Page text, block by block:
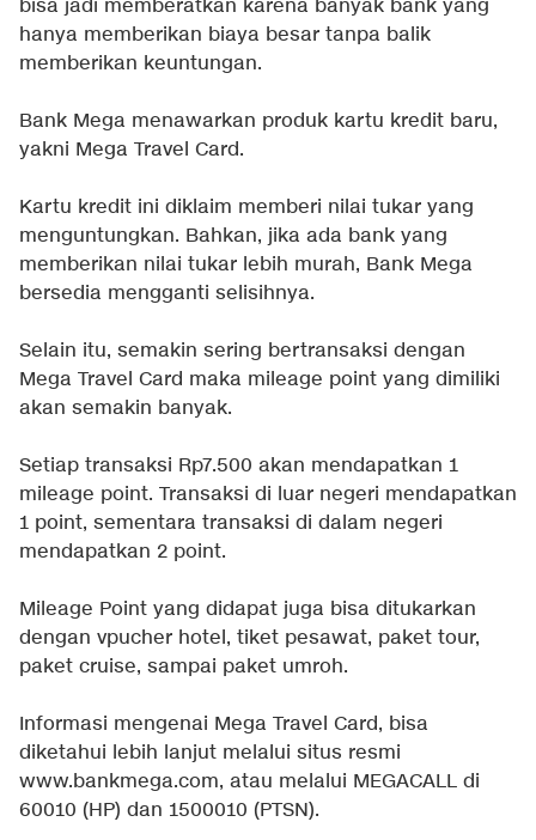
bisa jadi memberatkan karena banyak bank yang
hanya memberikan biaya besar tanpa balik
memberikan keuntungan.
Bank Mega menawarkan produk kartu kredit baru,
yakni Mega Travel Card.
Kartu kredit ini diklaim memberi nilai tukar yang
menguntungkan. Bahkan, jika ada bank yang
memberikan nilai tukar lebih murah, Bank Mega
bersedia mengganti selisihnya.
Selain itu, semakin sering bertransaksi dengan
Mega Travel Card maka mileage point yang dimiliki
akan semakin banyak.
Setiap transaksi Rp7.500 akan mendapatkan 1
mileage point. Transaksi di luar negeri mendapatkan
1 point, sementara transaksi di dalam negeri
mendapatkan 2 point.
Mileage Point yang didapat juga bisa ditukarkan
dengan vpucher hotel, tiket pesawat, paket tour,
paket cruise, sampai paket umroh.
Informasi mengenai Mega Travel Card, bisa
diketahui lebih lanjut melalui situs resmi
www.bankmega.com, atau melalui MEGACALL di
60010 (HP) dan 1500010 (PTSN).